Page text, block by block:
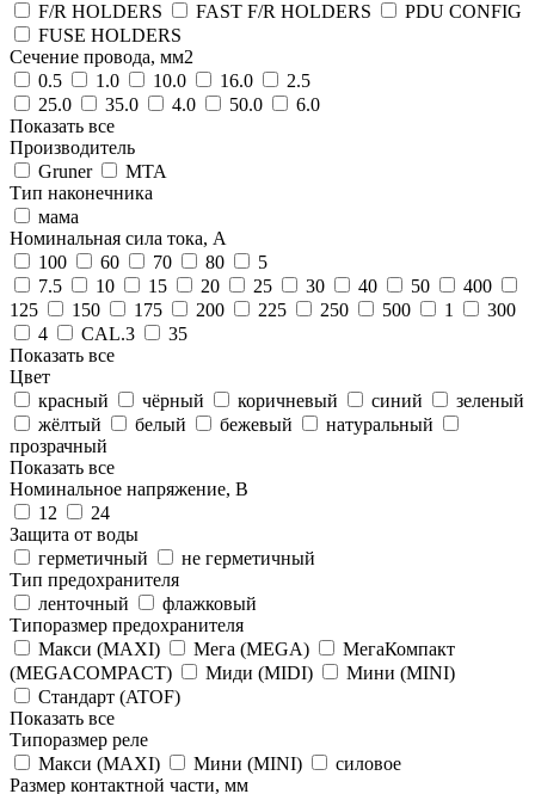
F/R HOLDERS
FAST F/R HOLDERS
PDU CONFIG
FUSE HOLDERS
Сечение провода, мм2
0.5
1.0 10.0 16.0
2.5
25.0
35.0 4.0 50.0
6.0
Показать все
Производитель
Gruner
MTA
Тип наконечника
мама
Номинальная сила тока, А
100
60 70 80
5
7.5
10 15 20 25 30 40 50
400
125
150 175 200 225 250 500 1
300
4
CAL.3
35
Показать все
Цвет
красный
чёрный коричневый синий
зеленый
жёлтый
белый бежевый
натуральный
прозрачный
Показать все
Номинальное напряжение, В
12
24
Защита от воды
герметичный
не герметичный
Тип предохранителя
ленточный
флажковый
Типоразмер предохранителя
Макси (MAXI)
Мега (MEGA)
МегаКомпакт
(MEGACOMPACT)
Миди (MIDI)
Мини (MINI)
Стандарт (ATOF)
Показать все
Типоразмер реле
Макси (MAXI)
Мини (MINI)
силовое
Размер контактной части, мм